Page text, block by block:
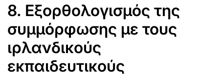
8. Εξορθολογισμός της
συμμόρφωσης με τους
ιρλανδικούς
εκπαιδευτικούς